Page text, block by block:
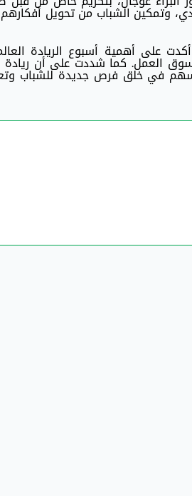
وتمكين الشباب من تحويل
على أهمية أسبوع الريادة
سوق العمل. كما شددت على أن ريادة
في خلق فرص جديدة للشباب